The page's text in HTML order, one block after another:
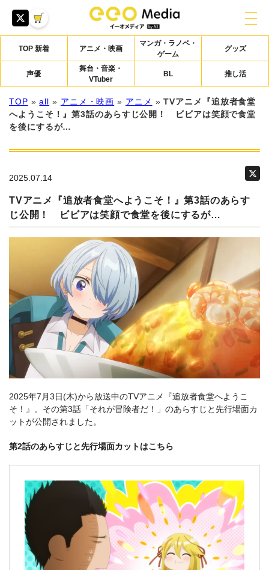
TOP 新着 アニメ・映画
マンガ・ラノベ・
ゲーム
グッズ
声優
舞台・音楽・
VTuber
BL 推し活
TOP »all » アニメ・映画 » アニメ »TVアニメ『追放者食堂
へようこそ！』第3話のあらすじ公開！ ビビアは笑顔で食堂
を後にするが…
2025.07.14
TVアニメ『追放者食堂へようこそ！』第3話のあらす
じ公開！ ビビアは笑顔で食堂を後にするが…
2025年7月3日(木)から放送中のTVアニメ『追放者食堂へようこ
そ！』。その第3話「それが冒険者だ！」のあらすじと先行場面カ
ットが公開されました。
第2話のあらすじと先行場面カットはこちら